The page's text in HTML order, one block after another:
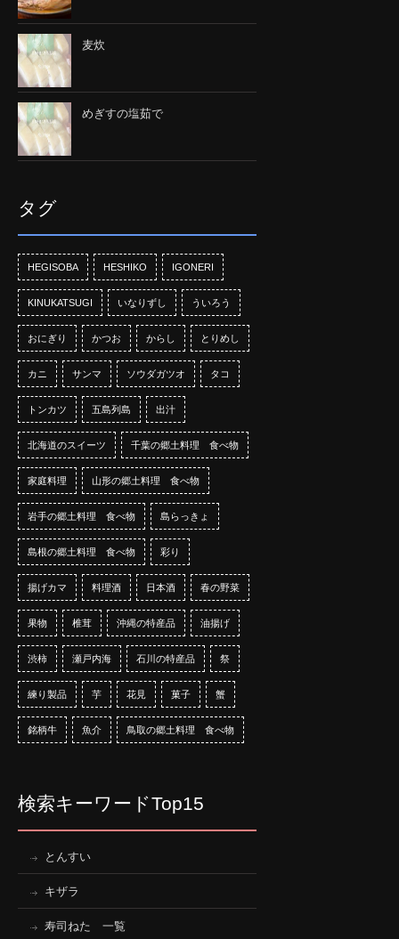
麦炊
めぎすの塩茹で
タグ
HEGISOBA HESHIKO IGONERI
KINUKATSUGI いなりずし ういろう
おにぎり かつお からし とりめし
カニ サンマ ソウダガツオ タコ
トンカツ 五島列島 出汁
北海道のスイーツ 千葉の郷土料理 食べ物
家庭料理 山形の郷土料理 食べ物
岩手の郷土料理 食べ物 島らっきょ
島根の郷土料理 食べ物 彩り
揚げカマ 料理酒 日本酒 春の野菜
果物 椎茸 沖縄の特産品 油揚げ
渋柿 瀬戸内海 石川の特産品 祭
練り製品 芋 花見 菓子 蟹
銘柄牛 魚介 鳥取の郷土料理 食べ物
検索キーワードTop15
とんすい
キザラ
寿司ねた 一覧